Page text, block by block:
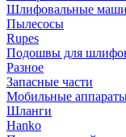
Шлифовальные
Пылесосы
Rupes
Подошвы для
Разное
Запасные части
Мобильные
Шланги
Hanko